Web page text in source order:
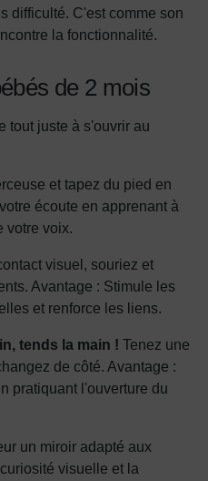
difficulté. C'est comme son
la fonctionnalité.
de 2 mois
tout juste à s'ouvrir au
et tapez du pied en
écoute en apprenant à
votre voix.
visuel, souriez et
Avantage : Stimule les
et renforce les liens.
tends la main ! Tenez une
de côté. Avantage :
pratiquant l'ouverture du
un miroir adapté aux
visuelle et la